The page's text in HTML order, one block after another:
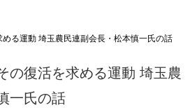
める運動 埼玉農民連副会長・松本慎一氏の話
の復活を求める運動 埼玉農
一氏の話